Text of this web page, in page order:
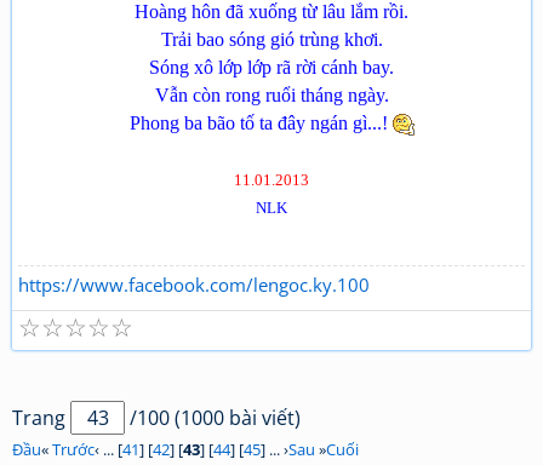
Hoàng hôn đã xuống từ lâu lắm rồi.
Trải bao sóng gió trùng khơi.
Sóng xô lớp lớp rã rời cánh bay.
Vẫn còn rong ruổi tháng ngày.
Phong ba bão tố ta đây ngán gì...!
11.01.2013
NLK
https://www.facebook.com/lengoc.ky.100
☆
☆
☆
☆
☆
Trang /100 (1000 bài viết)
Đầu«Trước‹ ... [41] [42] [43] [44] [45] ... ›Sau »Cuối